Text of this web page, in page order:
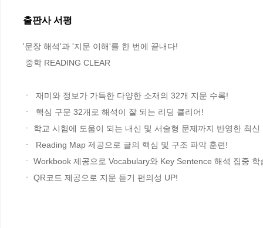
출판사 서평
'문장 해석'과 '지문 이해'를 한 번에 끝내다!
ㆍ  재미와 정보가 가득한 다양한 소재의 32개 지문 수록!
ㆍ  핵심 구문 32개로 해석이 잘 되는 리딩 클리어!
ㆍ 학교 시험에 도움이 되는 내신 및 서술형 문제까지 반영한 최신
ㆍ  Reading Map 제공으로 글의 핵심 및 구조 파악 훈련!
ㆍ Workbook 제공으로 Vocabulary와 Key Sentence 해석 집중 학
ㆍ QR코드 제공으로 지문 듣기 편의성 UP!